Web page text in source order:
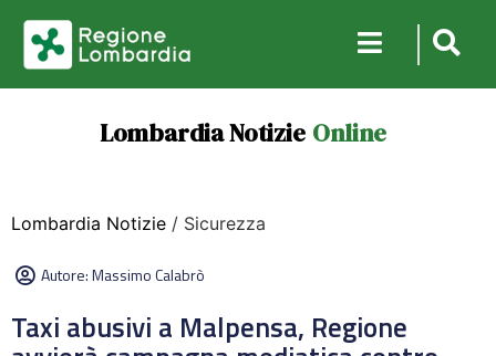
Lombardia Notizie Online
Lombardia Notizie / Sicurezza
Autore:Massimo Calabrò
Taxi abusivi a Malpensa, Regione